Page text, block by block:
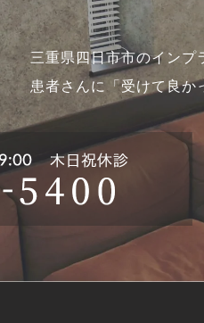
三重県四日市市のインプ
患者さんに「受けて良か